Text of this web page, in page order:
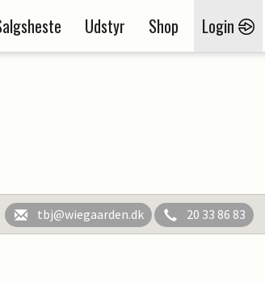
Udstyr Shop Login
tbj@wiegaarden.dk 20 33 86 83